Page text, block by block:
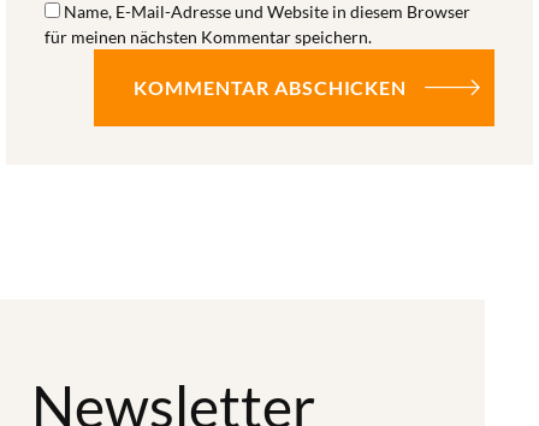
Name, E-Mail-Adresse und Website in diesem Browser
für meinen nächsten Kommentar speichern.
Newsletter